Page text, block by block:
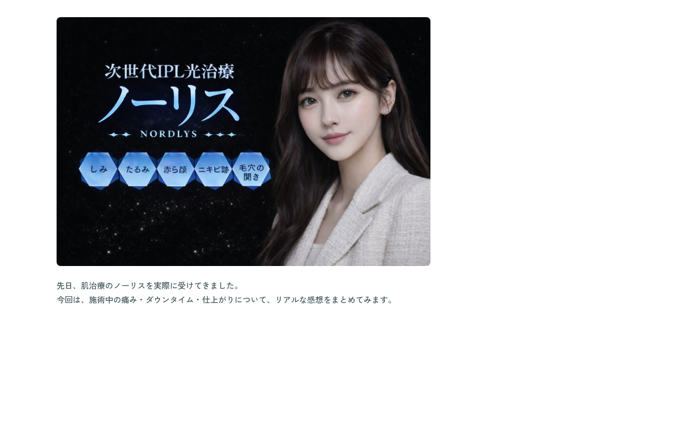
先日、肌治療のノーリスを実際に受けてきました。
今回は、施術中の痛み・ダウンタイム・仕上がりについて、リアルな感想をまとめてみます。